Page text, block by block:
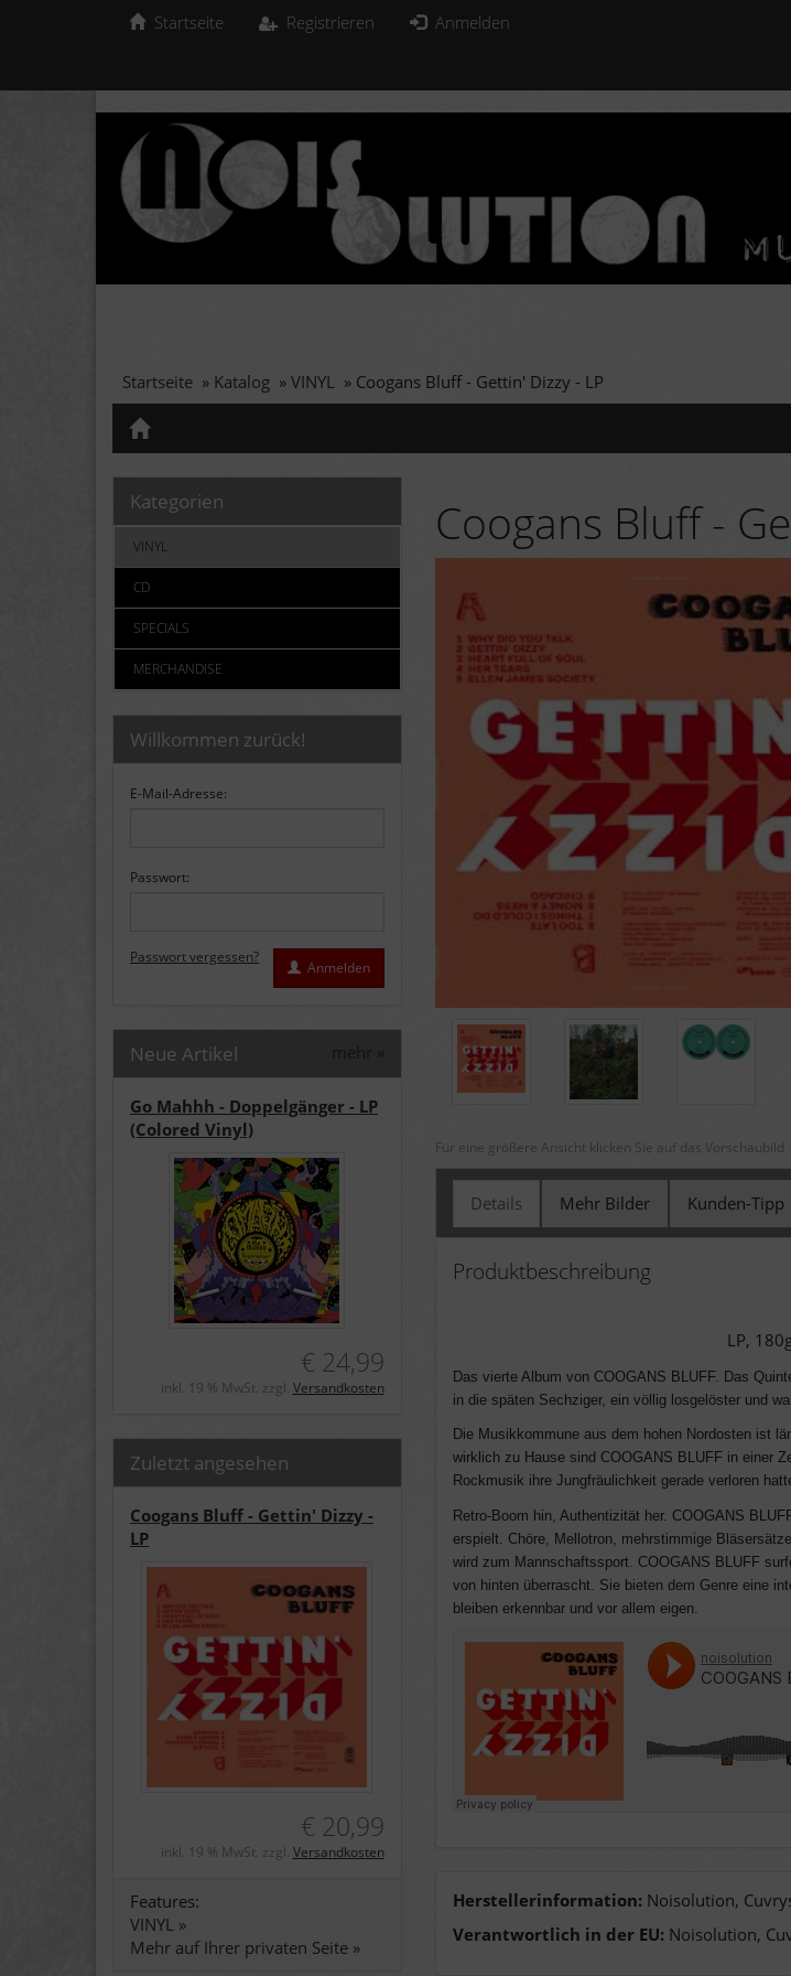
Startseite Registrieren Anmelden
Startseite » Katalog » VINYL » Coogans Bluff - Gettin' Dizzy - LP
Kategorien
VINYL
CD
SPECIALS
MERCHANDISE
Willkommen zurück!
E-Mail-Adresse:
Passwort:
Passwort vergessen?
Anmelden
Neue Artikel
Go Mahhh - Doppelgänger - LP
(Colored Vinyl)
€ 24,99
inkl. 19 % MwSt. zzgl. Versandkosten
Zuletzt angesehen
Coogans Bluff - Gettin' Dizzy -
LP
€ 20,99
inkl. 19 % MwSt. zzgl. Versandkosten
Features:
VINYL »
Mehr auf Ihrer privaten Seite »
Coogans Bluff -
Für eine größere Ansicht klicken Sie auf das Vorschaubild
Details Mehr Bilder Kunden-Tipp
Produktbeschreibung
LP,
Das vierte Album von COOGANS BLUFF. Das
in die späten Sechziger, ein völlig losgelöster und
Die Musikkommune aus dem hohen Nordosten ist
wirklich zu Hause sind COOGANS BLUFF in einer
Rockmusik ihre Jungfräulichkeit gerade verloren
Retro-Boom hin, Authentizität her. COOGANS
erspielt. Chöre, Mellotron, mehrstimmige
wird zum Mannschaftssport. COOGANS BLUFF
von hinten überrascht. Sie bieten dem Genre eine
bleiben erkennbar und vor allem eigen.
Herstellerinformation:Noisolution,
Verantwortlich in der EU:Noisolution,